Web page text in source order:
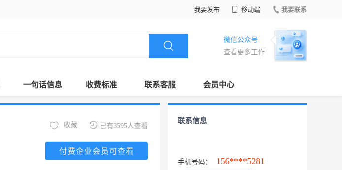
我要发布 移动端 我要联系
微信公众号
查看更多工作
一句话信息 收费标准 联系客服 会员中心
已有3595人查看
收藏
付费企业会员可查看
联系信息
手机号码： 156****5281